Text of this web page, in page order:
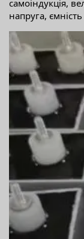
самоіндукція,
напруга, ємність